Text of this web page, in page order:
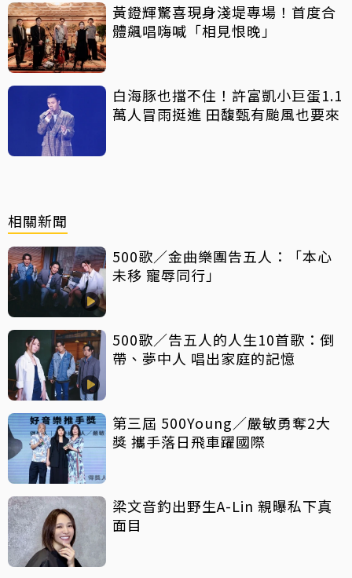
黃鐙輝驚喜現身淺堤專場！首度合
體飆唱嗨喊「相見恨晚」
白海豚也擋不住！許富凱小巨蛋1.1
萬人冒雨挺進 田馥甄有颱風也要來
相關新聞
500歌／金曲樂團告五人：「本心
未移 寵辱同行」
500歌／告五人的人生10首歌：倒
帶、夢中人 唱出家庭的記憶
第三屆 500Young／嚴敏勇奪2大
獎 攜手落日飛車躍國際
梁文音釣出野生A-Lin 親曝私下真
面目